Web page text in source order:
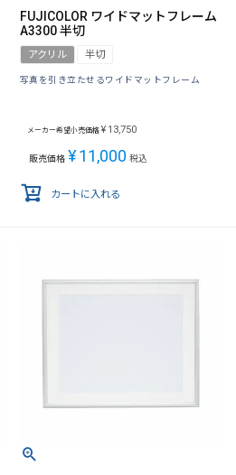
FUJICOLOR ワイドマットフレーム
A3300 半切
アクリル 半切
写真を引き立たせるワイドマットフレーム
メーカー希望小売価格 ¥ 13,750
販売価格 ¥11,000 税込
カートに入れる